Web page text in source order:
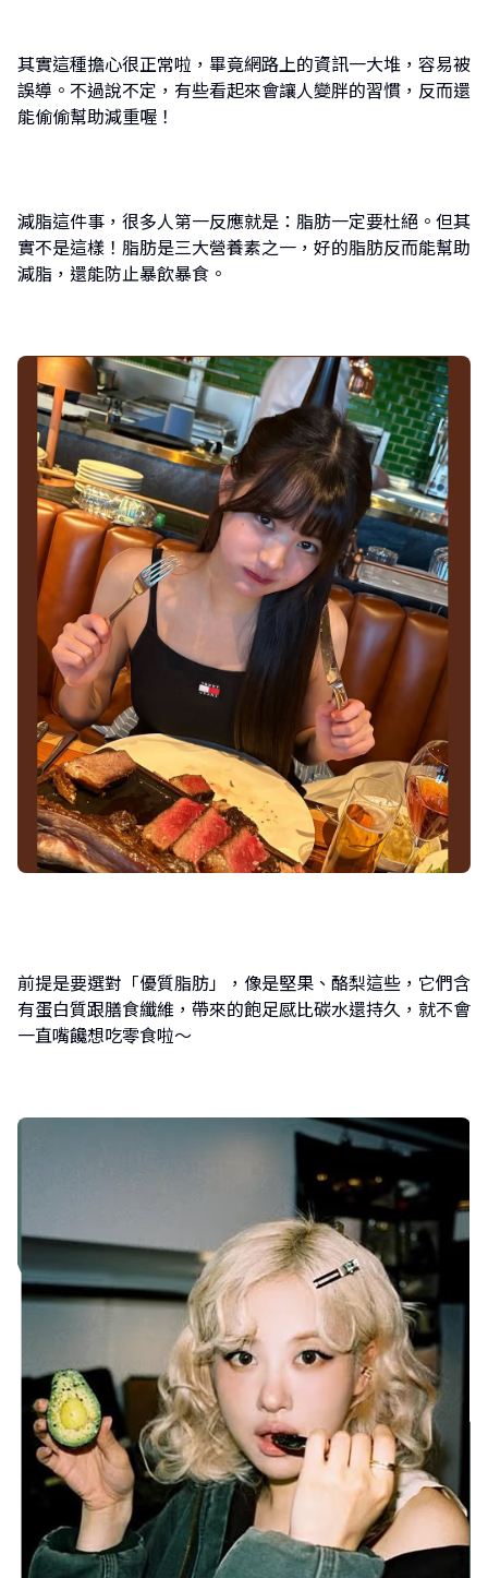
其實這種擔心很正常啦，畢竟網路上的資訊一大堆，容易被
誤導。不過說不定，有些看起來會讓人變胖的習慣，反而還
能偷偷幫助減重喔！
減脂這件事，很多人第一反應就是：脂肪一定要杜絕。但其
實不是這樣！脂肪是三大營養素之一，好的脂肪反而能幫助
減脂，還能防止暴飲暴食。
前提是要選對「優質脂肪」，像是堅果、酪梨這些，它們含
有蛋白質跟膳食纖維，帶來的飽足感比碳水還持久，就不會
一直嘴饞想吃零食啦～